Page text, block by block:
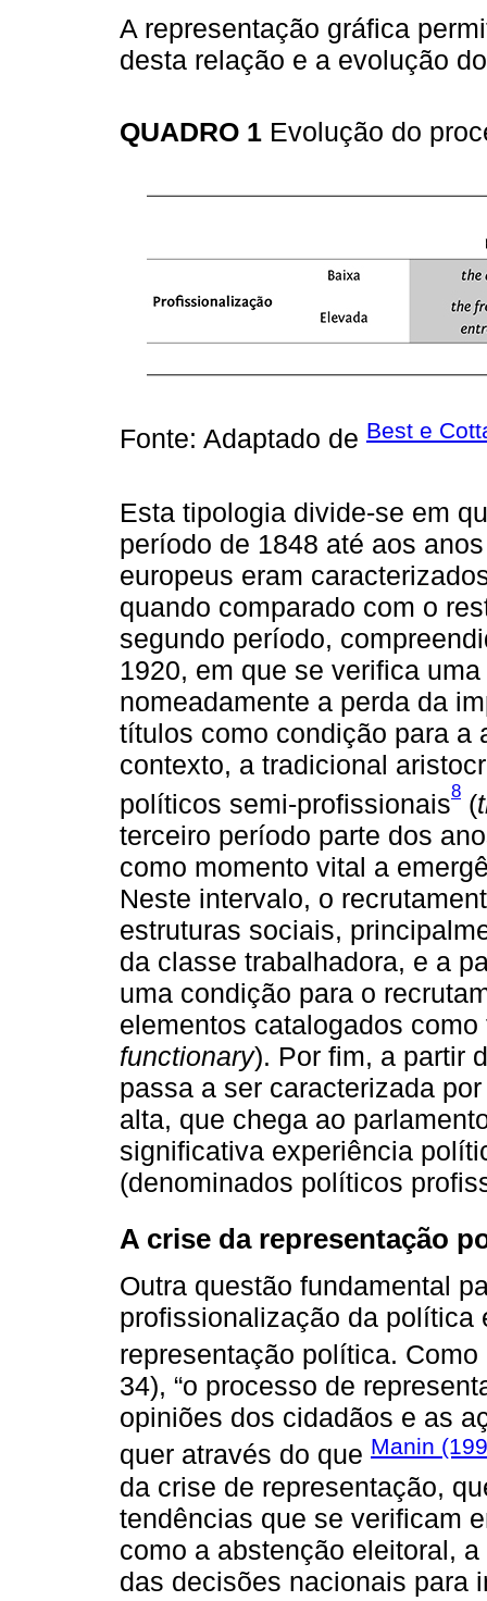
A representação gráfica
desta relação e a evolução
QUADRO 1 Evolução do
Fonte: Adaptado de Best e
Esta tipologia divide-se em
período de 1848 até aos
europeus eram
quando comparado com o
segundo período,
1920, em que se verifica
nomeadamente a perda da
títulos como condição para a
contexto, a tradicional
políticos semi-profissionais8 (
terceiro período parte dos
como momento vital a
Neste intervalo, o
estruturas sociais,
da classe trabalhadora, e a
uma condição para o
elementos catalogados
functionary). Por fim, a partir
passa a ser caracterizada
alta, que chega ao
significativa experiência
(denominados políticos
A crise da representação
Outra questão fundamental
profissionalização da política
representação política.
34), “o processo de
opiniões dos cidadãos e as
quer através do que Manin
da crise de representação,
tendências que se verificam
como a abstenção eleitoral,
das decisões nacionais para